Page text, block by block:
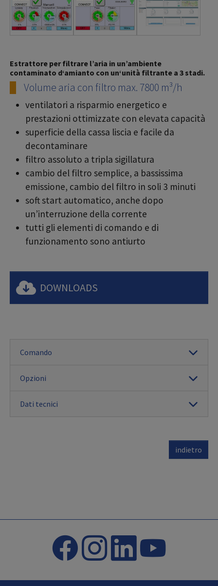
Estrattore per filtrare l’aria in un’ambiente
contaminato d‘amianto con un‘unità filtrante a 3 stadi.
Volume aria con filtro max. 7800 m³/h
ventilatori a risparmio energetico e
prestazioni ottimizzate con elevata capacità
superficie della cassa liscia e facile da
decontaminare
filtro assoluto a tripla sigillatura
cambio del filtro semplice, a bassissima
emissione, cambio del filtro in soli 3 minuti
soft start automatico, anche dopo
un’interruzione della corrente
tutti gli elementi di comando e di
funzionamento sono antiurto
DOWNLOADS
Comando
Opzioni
Dati tecnici
indietro